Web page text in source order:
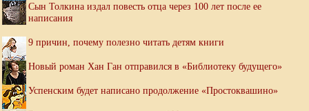
Сын Толкина издал повесть отца через 100 лет после ее
написания
9 причин, почему полезно читать детям книги
Новый роман Хан Ган отправился в «Библиотеку будущего»
Успенским будет написано продолжение «Простоквашино»